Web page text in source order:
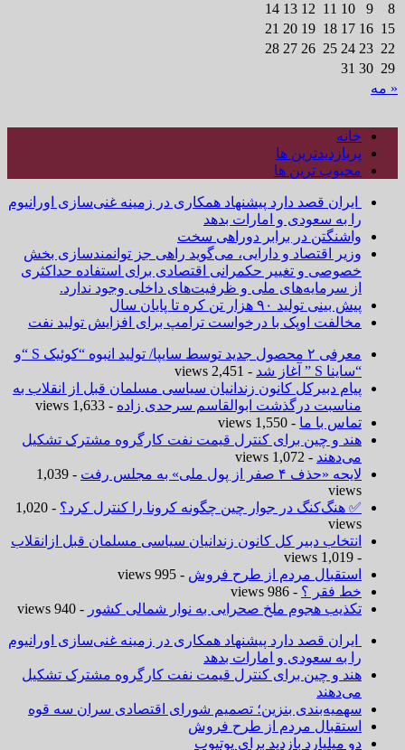
8
9
10
11
12
13
14
15
16
17
18
19
20
21
22
23
24
25
26
27
28
29
30
31
« مه
خانه
پربازدیدترین ها
محبوب ترین ها
ایران قصد دارد پیشنهاد همکاری در زمینه غنی‌سازی اورانیوم
را به سعودی و امارات بدهد
واشنگتن در برابر دوراهی سخت
وزیر اقتصاد و دارایی، می‌گوید راهی جز توانمندسازی بخش
خصوصی و تغییر حکمرانی اقتصادی برای استفاده حداکثری
از سرمایه‌های ملی و ظرفیت‌های داخلی وجود ندارد.
پیش بینی تولید ۹۰ هزار تن کره تا پایان سال
مخالفت اوپک با درخواست ترامپ برای افزایش تولید نفت
معرفی ۲ محصول جدید توسط سایپا/ تولید انبوه “کوئیک S “و
“ساینا S ” آغاز شد
- 2,451 views
پیام دبیرکل کانون زندانیان سیاسی مسلمان قبل از انقلاب به
مناسبت درگذشت ابوالقاسم سرحدی زاده - 1,633 views
تماس با ما - 1,550 views
هند و چین برای کنترل قیمت نفت کارگروه مشترک تشکیل
می‌دهند - 1,072 views
لایحه «حذف ۴ صفر از پول ملی» به مجلس رفت
- 1,039
views
✅ هنگ‌کنگ در جوار چین چگونه کرونا را کنترل کرد؟
- 1,020
views
انتخاب دبیر کل کانون زندانیان سیاسی مسلمان قبل ازانقلاب
- 1,019 views
استقبال مردم از طرح فروش - 995 views
خط فقر ؟ - 986 views
تکذیب هجوم ملخ صحرایی به نوار شمالی کشور - 940 views
ایران قصد دارد پیشنهاد همکاری در زمینه غنی‌سازی اورانیوم
را به سعودی و امارات بدهد
هند و چین برای کنترل قیمت نفت کارگروه مشترک تشکیل
می‌دهند
سهمیه‌بندی بنزین؛ تصمیم شورای اقتصادی سران سه قوه
استقبال مردم از طرح فروش
دو میلیارد بازدید برای یوتیوب